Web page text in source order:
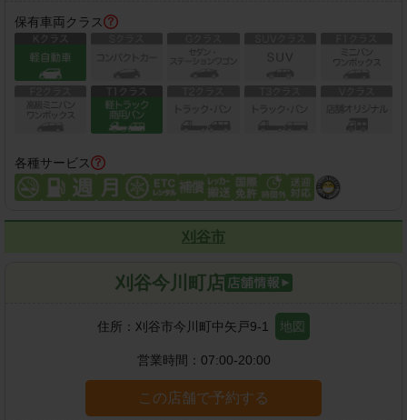
保有車両クラス
各種サービス
刈谷市
刈谷今川町店
住所： 刈谷市今川町中矢戸9-1 地図
営業時間： 07:00-20:00
この店舗で予約する